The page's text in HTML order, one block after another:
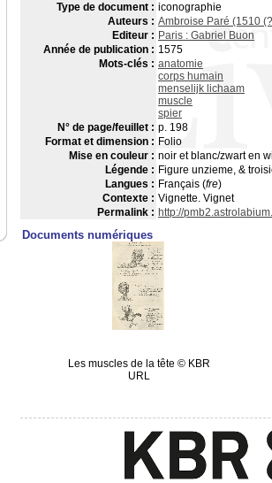
Type de document : iconographie
Auteurs : Ambroise Paré (1510
Editeur : Paris : Gabriel Buon
Année de publication : 1575
Mots-clés : anatomie
corps humain
menselijk lichaam
muscle
spier
N° de page/feuillet : p. 198
Format et dimension : Folio
Mise en couleur : noir et blanc/zwart en
Légende : Figure unzieme, &
Langues : Français (fre)
Contexte : Vignette. Vignet
Permalink : http://
Documents numériques
Les muscles de la tête © KBR
URL